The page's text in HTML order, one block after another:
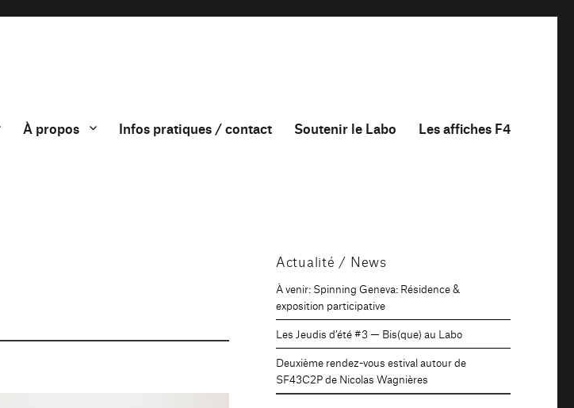
À propos Infos pratiques / contact Soutenir le Labo Les affiches F4
Actualité / News
À venir: Spinning Geneva: Résidence &
exposition participative
Les Jeudis d’été #3 — Bis(que) au Labo
Deuxième rendez-vous estival autour de
SF43C2P de Nicolas Wagnières